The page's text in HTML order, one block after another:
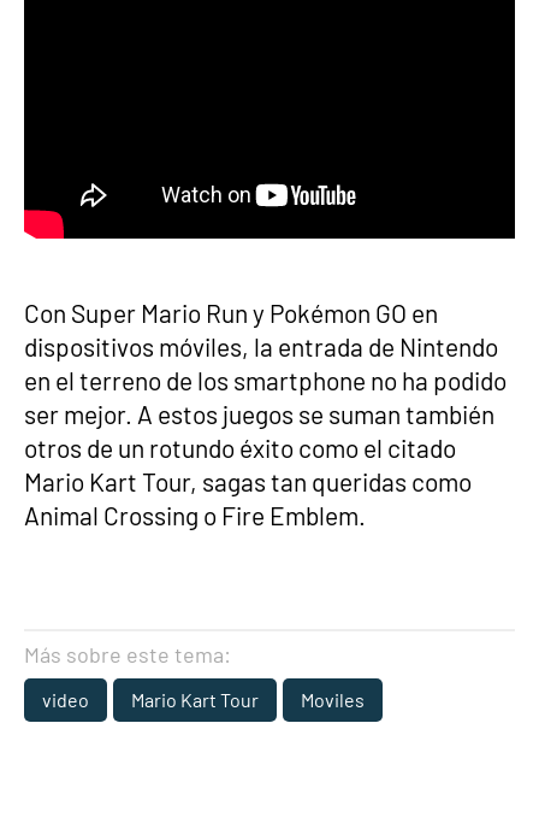
Con Super Mario Run y Pokémon GO en
dispositivos móviles, la entrada de Nintendo
en el terreno de los smartphone no ha podido
ser mejor. A estos juegos se suman también
otros de un rotundo éxito como el citado
Mario Kart Tour, sagas tan queridas como
Animal Crossing o Fire Emblem.
Más sobre este tema:
video Mario Kart Tour Moviles